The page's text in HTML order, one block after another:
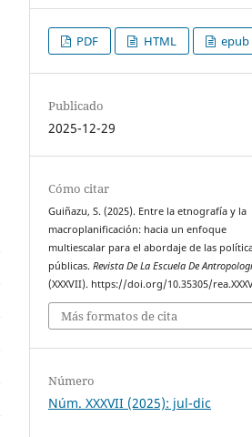
PDF HTML epub
Publicado
2025-12-29
Cómo citar
Guiñazu, S. (2025). Entre la etnografía y la
macroplanificación: hacia un enfoque
multiescalar para el abordaje de las
públicas.Revista De La Escuela De
(XXXVII). https://doi.org/10.35305/
Más formatos de cita
Número
Núm. XXXVII (2025): jul-dic